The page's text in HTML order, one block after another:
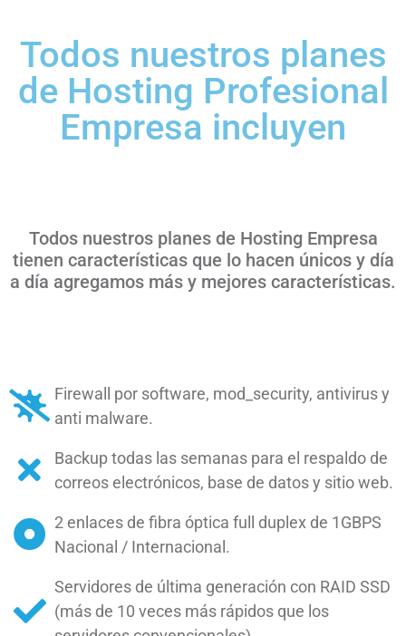
Todos nuestros planes
de Hosting Profesional
Empresa incluyen
Todos nuestros planes de Hosting Empresa
tienen características que lo hacen únicos y día
a día agregamos más y mejores características.
Firewall por software, mod_security, antivirus y
anti malware.
Backup todas las semanas para el respaldo de
correos electrónicos, base de datos y sitio web.
2 enlaces de fibra óptica full duplex de 1GBPS
Nacional / Internacional.
Servidores de última generación con RAID SSD
(más de 10 veces más rápidos que los